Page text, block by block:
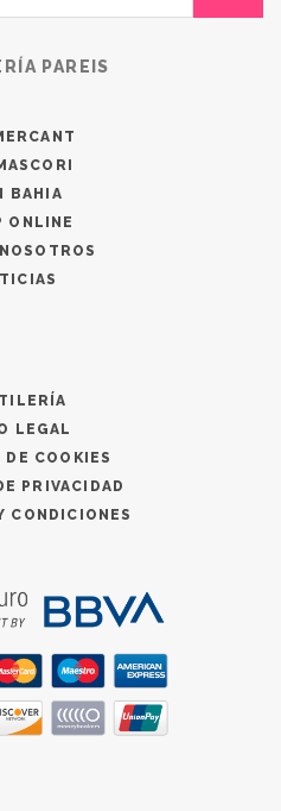
PAREIS
BAHIA
ONLINE
LEGAL
DE COOKIES
PRIVACIDAD
CONDICIONES